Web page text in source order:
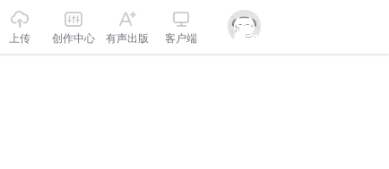
上传 创作中心 有声出版 客户端